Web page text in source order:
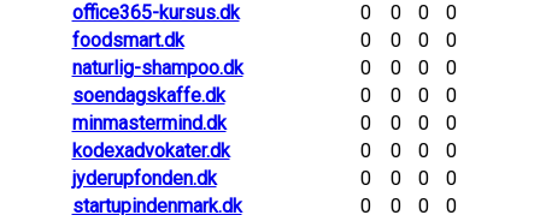
office365-kursus.dk
0 0 0
0
foodsmart.dk
0 0 0
0
naturlig-shampoo.dk
0 0 0
0
soendagskaffe.dk
0 0 0
0
minmastermind.dk
0 0 0
0
kodexadvokater.dk
0 0 0
0
jyderupfonden.dk
0 0 0
0
startupindenmark.dk
0 0 0
0